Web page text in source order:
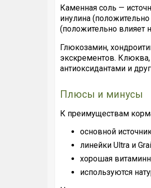
Каменная соль —
инулина
(положительно влияет
Глюкозамин,
экскрементов.
антиоксидантами и
Плюсы и минусы
К преимуществам
основной
линейки Ultra и
хорошая
используются